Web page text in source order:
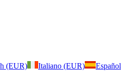
(EUR) Italiano (EUR)